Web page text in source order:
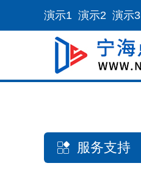
演示1 演示2 演示3
服务支持